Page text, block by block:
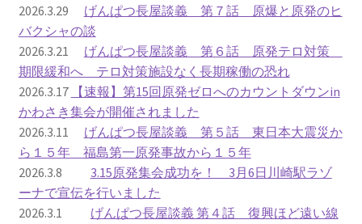
ギャラリー_2024.3.10
ギャラリー_2025.3.23
ギャラリー_2026.3.15
原発ゼロと未来
原発動向
2026.3.29 げんぱつ長屋談義 第７話 原爆と原発のヒ
バクシャの談
2026.3.21 げんぱつ長屋談義 第６話 原発テロ対策
期限緩和へ テロ対策施設なく長期稼働の恐れ
2026.3.17
【速報】第15回原発ゼロへのカウントダウンin
かわさき集会が開催されました
2026.3.11 げんぱつ長屋談義 第５話 東日本大震災か
ら１５年 福島第一原発事故から１５年
2026.3.8 3.15原発集会成功を！ 3月6日川崎駅ラゾ
ーナで宣伝を行いました
2026.3.1 げんぱつ長屋談義 第４話 復興ほど遠い線